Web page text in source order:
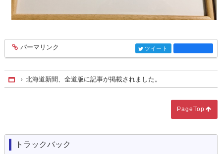
entry963
パーマリンク entry963
ツイート
Home
北海道新聞、全道版に記事が掲載されました。
PageTop
トラックバック